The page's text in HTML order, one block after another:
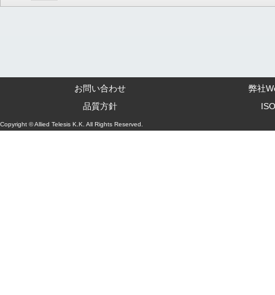
お問い合わせ
弊社
品質方針
Copyright © Allied Telesis K.K. All Rights Reserved.